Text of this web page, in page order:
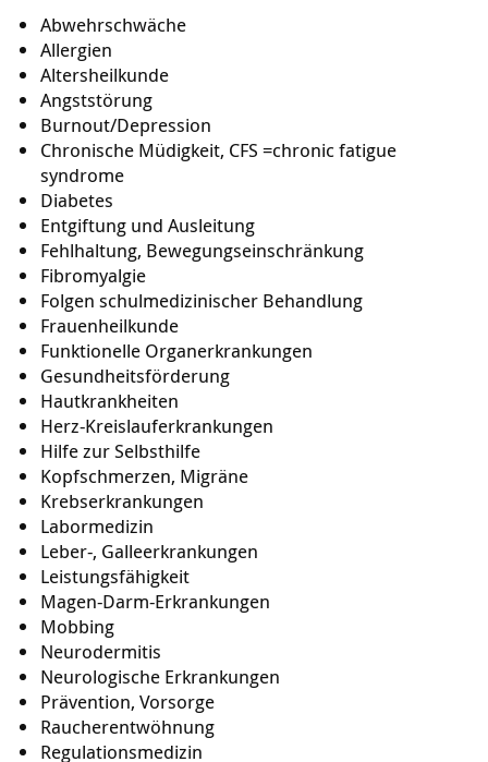
Abwehrschwäche
Allergien
Altersheilkunde
Angststörung
Burnout/Depression
Chronische Müdigkeit, CFS =chronic fatigue
syndrome
Diabetes
Entgiftung und Ausleitung
Fehlhaltung, Bewegungseinschränkung
Fibromyalgie
Folgen schulmedizinischer Behandlung
Frauenheilkunde
Funktionelle Organerkrankungen
Gesundheitsförderung
Hautkrankheiten
Herz-Kreislauferkrankungen
Hilfe zur Selbsthilfe
Kopfschmerzen, Migräne
Krebserkrankungen
Labormedizin
Leber-, Galleerkrankungen
Leistungsfähigkeit
Magen-Darm-Erkrankungen
Mobbing
Neurodermitis
Neurologische Erkrankungen
Prävention, Vorsorge
Raucherentwöhnung
Regulationsmedizin